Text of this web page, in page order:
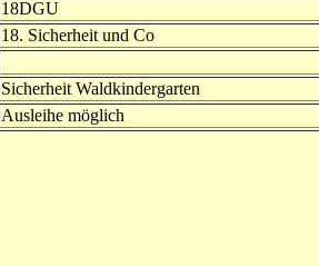
18DGU
18. Sicherheit und Co
Sicherheit Waldkindergarten
Ausleihe möglich